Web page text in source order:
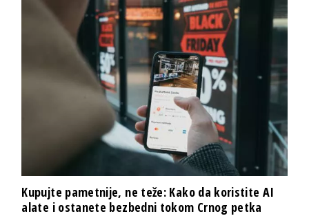
Kupujte pametnije, ne teže: Kako da koristite AI
alate i ostanete bezbedni tokom Crnog petka